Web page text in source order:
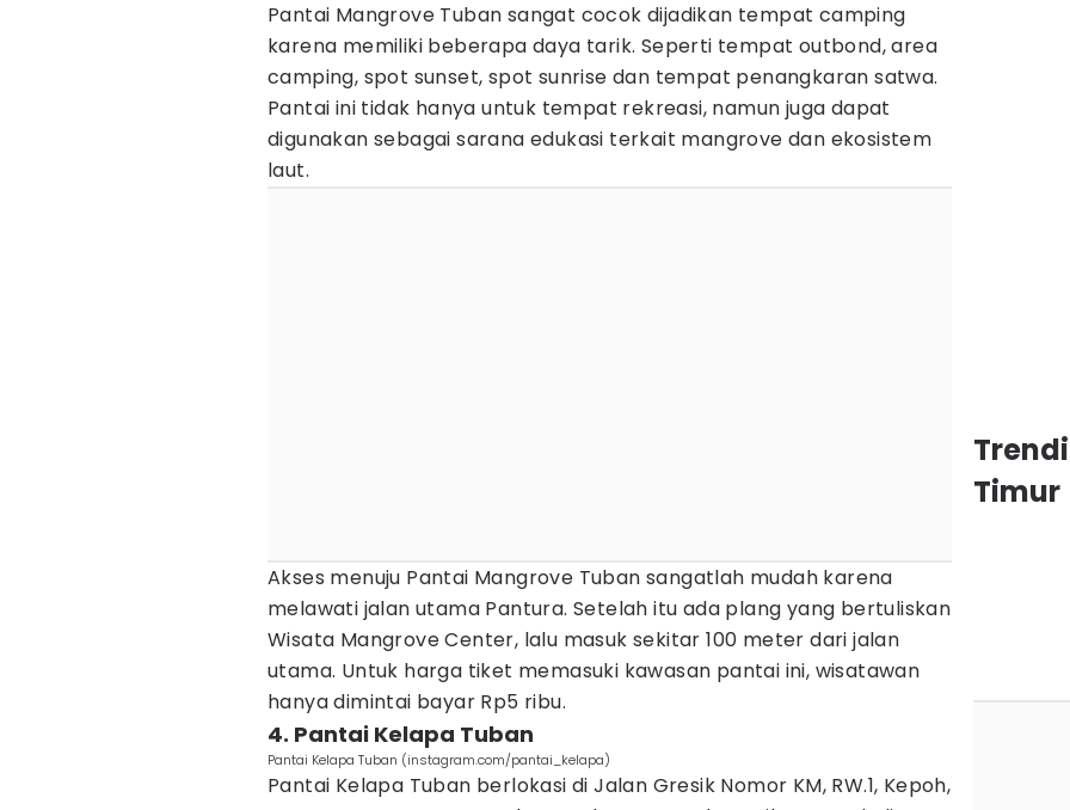
Pantai Mangrove Tuban sangat cocok dijadikan tempat camping
karena memiliki beberapa daya tarik. Seperti tempat outbond, area
camping, spot sunset, spot sunrise dan tempat penangkaran satwa.
Pantai ini tidak hanya untuk tempat rekreasi, namun juga dapat
digunakan sebagai sarana edukasi terkait mangrove dan ekosistem
laut.
Akses menuju Pantai Mangrove Tuban sangatlah mudah karena
melawati jalan utama Pantura. Setelah itu ada plang yang bertuliskan
Wisata Mangrove Center, lalu masuk sekitar 100 meter dari jalan
utama. Untuk harga tiket memasuki kawasan pantai ini, wisatawan
hanya dimintai bayar Rp5 ribu.
4. Pantai Kelapa Tuban
Pantai Kelapa Tuban (instagram.com/pantai_kelapa)
Pantai Kelapa Tuban berlokasi di Jalan Gresik Nomor KM, RW.1, Kepoh,
Timur